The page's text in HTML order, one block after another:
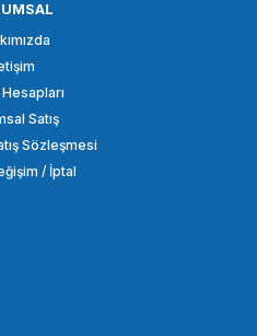
Fotoğraf ve Video Işığı
Satış
Sözleşmesi
/ İptal